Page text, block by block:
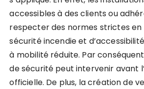
accessibles à des clients ou
respecter des normes strictes
sécurité incendie et
à mobilité réduite. Par
de sécurité peut intervenir avant
officielle. De plus, la création de